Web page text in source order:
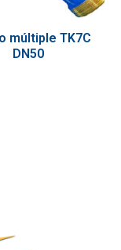
múltiple TK7C
DN50